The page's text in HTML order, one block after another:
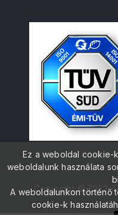
Copyright © 2023
Ez a weboldal cookie-
weboldalunk használata
A weboldalunkon történő
cookie-k